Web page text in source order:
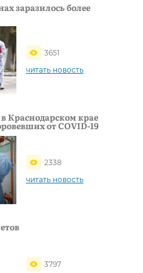
заразилось более
3651
читать новость
Краснодарском крае
от COVID-19
2338
читать новость
3797